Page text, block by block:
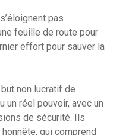
pas
feuille de route pour
effort pour sauver la
non lucratif de
un réel pouvoir, avec un
de sécurité. Ils
qui comprend